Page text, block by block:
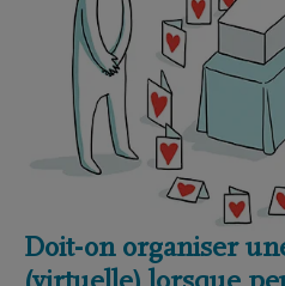
Doit-on organiser